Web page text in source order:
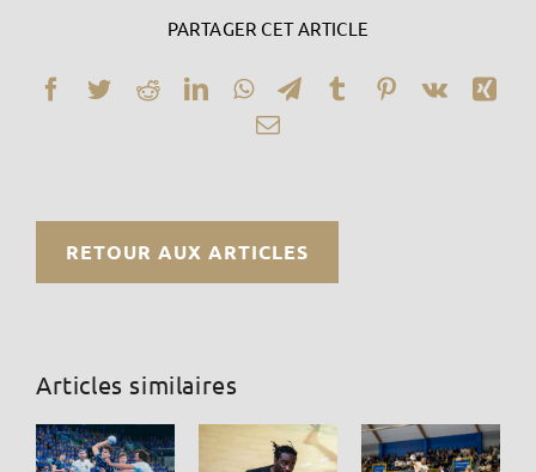
PARTAGER CET ARTICLE
Facebook
TwitterRedditLinkedInWhatsAppTelegram
TumblrPinterest
Vk
Email
RETOUR AUX ARTICLES
Articles similaires